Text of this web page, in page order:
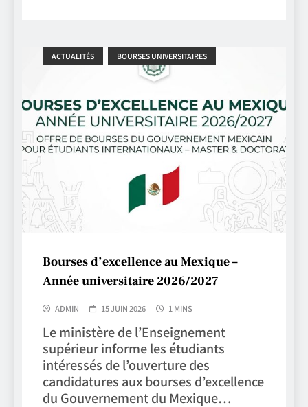
ACTUALITÉS BOURSES UNIVERSITAIRES
Bourses d’excellence au Mexique –
Année universitaire 2026/2027
ADMIN 15 JUIN 2026 1 MINS
Le ministère de l’Enseignement
supérieur informe les étudiants
intéressés de l’ouverture des
candidatures aux bourses d’excellence
du Gouvernement du Mexique…